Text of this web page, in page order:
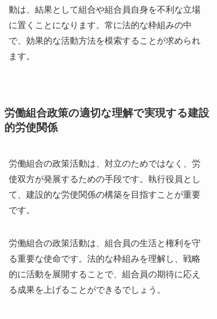
動は、結果として組合や組合員自身を不利な立場
に置くことになります。常に法的な枠組みの中
で、効果的な活動方法を模索することが求められ
ます。
労働組合政策の適切な理解で実現する建設
的労使関係
労働組合の政策活動は、対立のためではなく、労
使双方が発展するための手段です。執行役員とし
て、建設的な労使関係の構築を目指すことが重要
です。
労働組合の政策活動は、組合員の生活と権利を守
る重要な使命です。法的な枠組みを理解し、戦略
的に活動を展開することで、組合員の期待に応え
る成果を上げることができるでしょう。